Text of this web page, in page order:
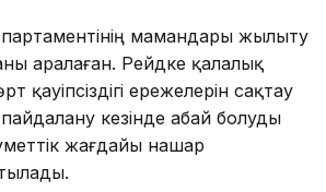
мамандары жылыту
аралаған. Рейдке қалалық
ережелерін сақтау
кезінде абай болуды
жағдайы нашар